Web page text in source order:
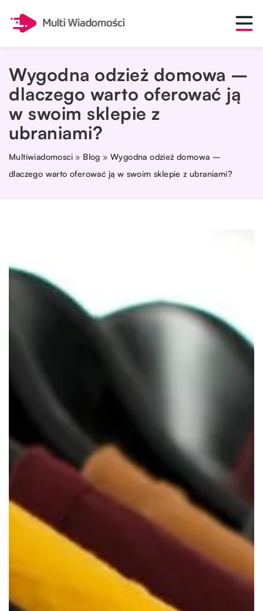
Wygodna odzież domowa –
dlaczego warto oferować ją
w swoim sklepie z
ubraniami?
Multiwiadomosci » Blog »Wygodna odzież domowa –
dlaczego warto oferować ją w swoim sklepie z ubraniami?